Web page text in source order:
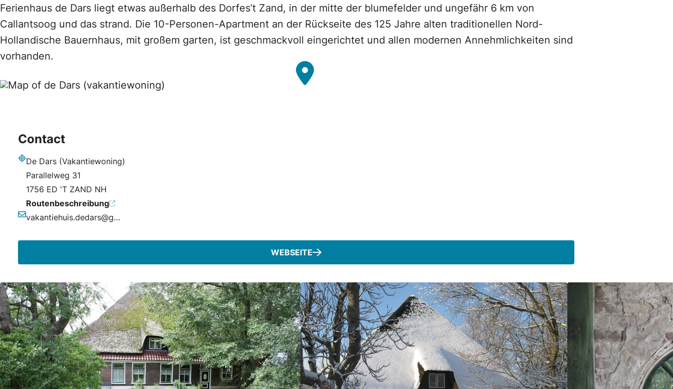
Ferienhaus de Dars liegt etwas außerhalb des Dorfes’t Zand, in der mitte der blumefelder und ungefähr 6 km von
Callantsoog und das strand. Die 10-Personen-Apartment an der Rückseite des 125 Jahre alten traditionellen Nord-
Hollandische Bauernhaus, mit großem garten, ist geschmackvoll eingerichtet und allen modernen Annehmlichkeiten sind
vorhanden.
Contact
De Dars (Vakantiewoning)
Parallelweg 31
1756 ED 'T ZAND NH
Routenbeschreibung
vakantiehuis.dedars@gmail.com
WEBSEITE